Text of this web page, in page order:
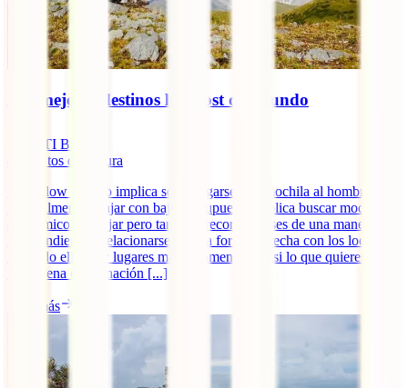
Los mejores destinos low cost del mundo
IATI Blog
minutos de lectura
Viajar low cost no implica solo cargarse una mochila al hombro.
Normalmente, viajar con bajo presupuesto implica buscar modo más
económico de viajar pero también recorrer países de una manera
independiente y relacionarse de una forma estrecha con los locales.
Por todo ello, hay lugares más recomendables si lo que quieres es
una buena combinación [...]
Leer más